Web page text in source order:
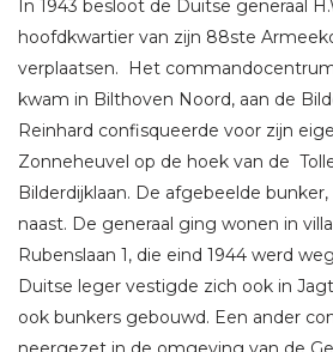
In 1943 besloot de Duitse generaal
hoofdkwartier van zijn 88ste
verplaatsen. Het
kwam in Bilthoven Noord, aan de
Reinhard confisqueerde voor zijn
Zonneheuvel op de hoek van de
Bilderdijklaan. De afgebeelde bunker,
naast. De generaal ging wonen in
Rubenslaan 1, die eind 1944 werd
Duitse leger vestigde zich ook in
ook bunkers gebouwd. Een ander